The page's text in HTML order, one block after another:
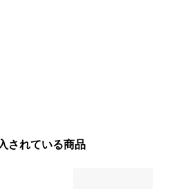
されている商品